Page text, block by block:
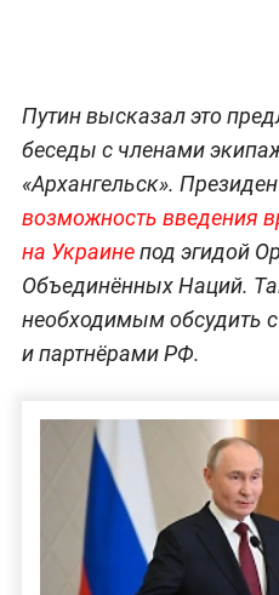
Путин высказал это
беседы с членами
«Архангельск».
возможность введения
на Украинепод эгидой
Объединённых Наций.
необходимым обсудить
и партнёрами РФ.